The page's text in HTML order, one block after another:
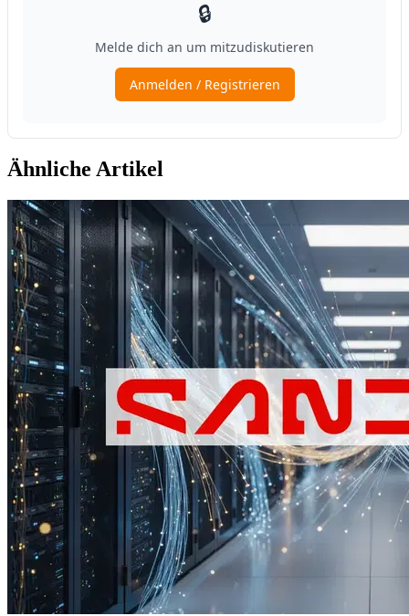
Ähnliche Artikel